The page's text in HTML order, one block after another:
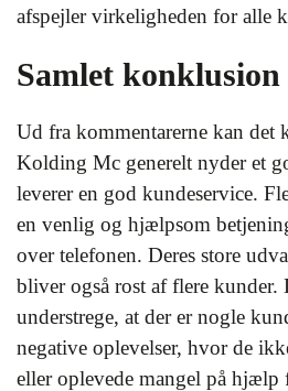
afspejler virkeligheden for alle
Samlet konklusion
Ud fra kommentarerne kan det
Kolding Mc generelt nyder et
leverer en god kundeservice.
en venlig og hjælpsom
over telefonen. Deres store
bliver også rost af flere
understrege, at der er nogle
negative oplevelser, hvor de
eller oplevede mangel på hjælp